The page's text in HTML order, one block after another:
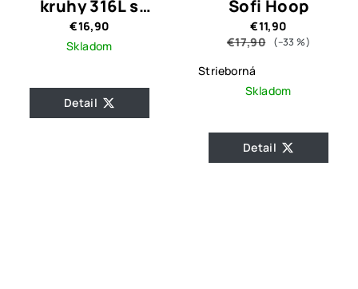
kruhy 316L s
príveskom Krížik
€16,90
Skladom
Detail
Sofi Hoop
€11,90
€17,90
(–33 %)
Strieborná
Skladom
Detail